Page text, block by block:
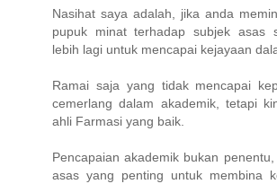
Nasihat saya adalah, jika anda
pupuk minat terhadap subjek asas
lebih lagi untuk mencapai kejayaan
Ramai saja yang tidak mencapai
cemerlang dalam akademik, tetapi
ahli Farmasi yang baik.
Pencapaian akademik bukan
asas yang penting untuk membina